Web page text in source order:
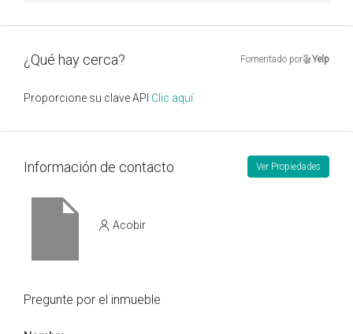
¿Qué hay cerca? Fomentado por Yelp
Proporcione su clave API Clic aquí
Información de contacto Ver Propiedades
Acobir
Pregunte por el inmueble